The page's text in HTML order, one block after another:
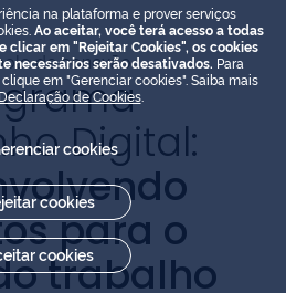
Digital:
para o
trabalho
na plataforma e prover serviços
Ao aceitar, você terá acesso a todas
clicar em "Rejeitar Cookies", os cookies
necessários serão desativados. Para
em "Gerenciar cookies". Saiba mais
de Cookies.
cookies
cookies
cookies